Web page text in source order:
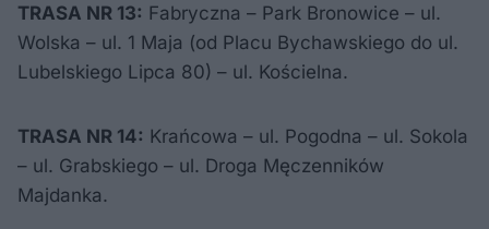
TRASA NR 13: Fabryczna – Park Bronowice – ul.
Wolska – ul. 1 Maja (od Placu Bychawskiego do ul.
Lubelskiego Lipca 80) – ul. Kościelna.
TRASA NR 14: Krańcowa – ul. Pogodna – ul. Sokola
– ul. Grabskiego – ul. Droga Męczenników
Majdanka.